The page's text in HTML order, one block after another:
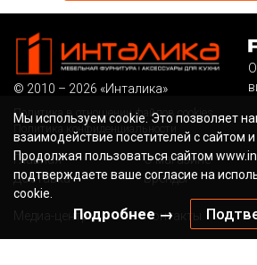
Мы используем cookie. Это позволяет
взаимодействие посетителей с сайтом
Продолжая пользоваться сайтом
подтверждаете ваше согласие на
cookie.
Подробнее →
© 2010 – 2026 «Инталика»
Политика в отношении файлов cookies
Политика конфиденциальности
Главная О магазине
Доставка
Бренды
Медиа-центр
Контакты